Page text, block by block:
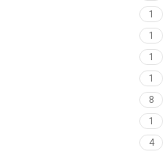
1
1
1
1
8
1
4